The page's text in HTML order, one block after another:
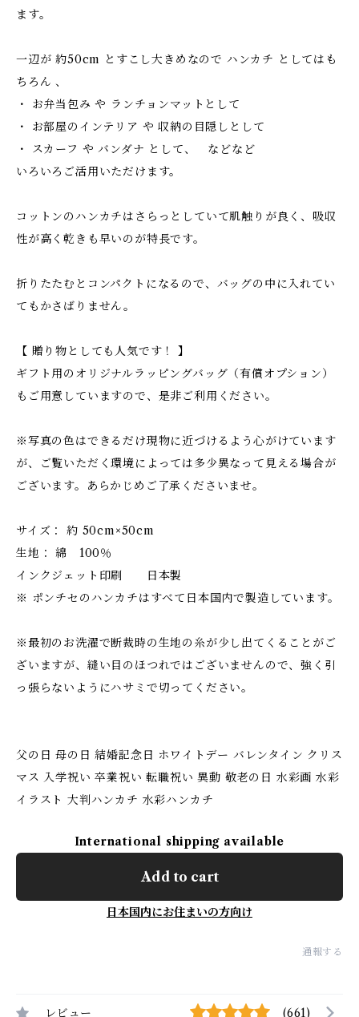
ます。
一辺が 約50cm とすこし大きめなので ハンカチ としてはも
ちろん 、
・ お弁当包み や ランチョンマットとして
・ お部屋のインテリア や 収納の目隠しとして
・ スカーフ や バンダナ として、 などなど
いろいろご活用いただけます。
コットンのハンカチはさらっとしていて肌触りが良く、吸収
性が高く乾きも早いのが特長です。
折りたたむとコンパクトになるので、バッグの中に入れてい
てもかさばりません。
【 贈り物としても人気です！ 】
ギフト用のオリジナルラッピングバッグ（有償オプション）
もご用意していますので、是非ご利用ください。
※写真の色はできるだけ現物に近づけるよう心がけています
が、ご覧いただく環境によっては多少異なって見える場合が
ございます。あらかじめご了承くださいませ。
サイズ： 約 50cm×50cm
生地： 綿 100％
インクジェット印刷 日本製
※ ポンチセのハンカチはすべて日本国内で製造しています。
※最初のお洗濯で断裁時の生地の糸が少し出てくることがご
ざいますが、縫い目のほつれではございませんので、強く引
っ張らないようにハサミで切ってください。
父の日 母の日 結婚記念日 ホワイトデー バレンタイン クリス
マス 入学祝い 卒業祝い 転職祝い 異動 敬老の日 水彩画 水彩
イラスト 大判ハンカチ 水彩ハンカチ
International shipping available
Add to cart
日本国内にお住まいの方向け
通報する
レビュー (661)